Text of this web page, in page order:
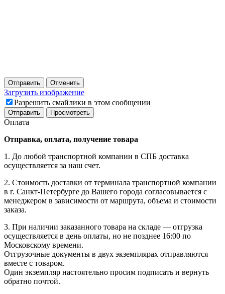
Отправить Отменить
Загрузить изображение
Разрешить смайлики в этом сообщении
Оплата
Отправка, оплата, получение товара
1. До любой транспортной компании в СПБ доставка
осуществляется за наш счет.
2. Стоимость доставки от терминала транспортной компании
в г. Санкт-Петербурге до Вашего города согласовывается с
менеджером в зависимости от маршрута, объема и стоимости
заказа.
3. При наличии заказанного товара на складе — отгрузка
осуществляется в день оплаты, но не позднее 16:00 по
Московскому времени.
Отгрузочные документы в двух экземплярах отправляются
вместе с товаром.
Один экземпляр настоятельно просим подписать и вернуть
обратно почтой.